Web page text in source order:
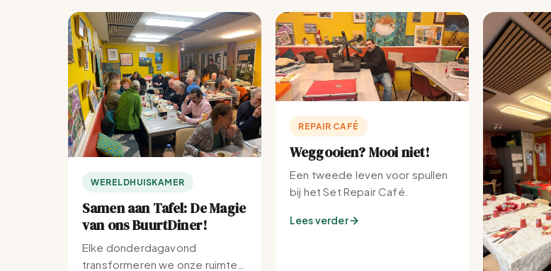
WERELDHUISKAMER
Samen aan Tafel: De Magie
van ons BuurtDiner!
Elke donderdagavond
transformeren we onze ruimte
REPAIR CAFÉ
Weggooien? Mooi niet!
Een tweede leven voor spullen
bij het Set Repair Café.
Lees verder